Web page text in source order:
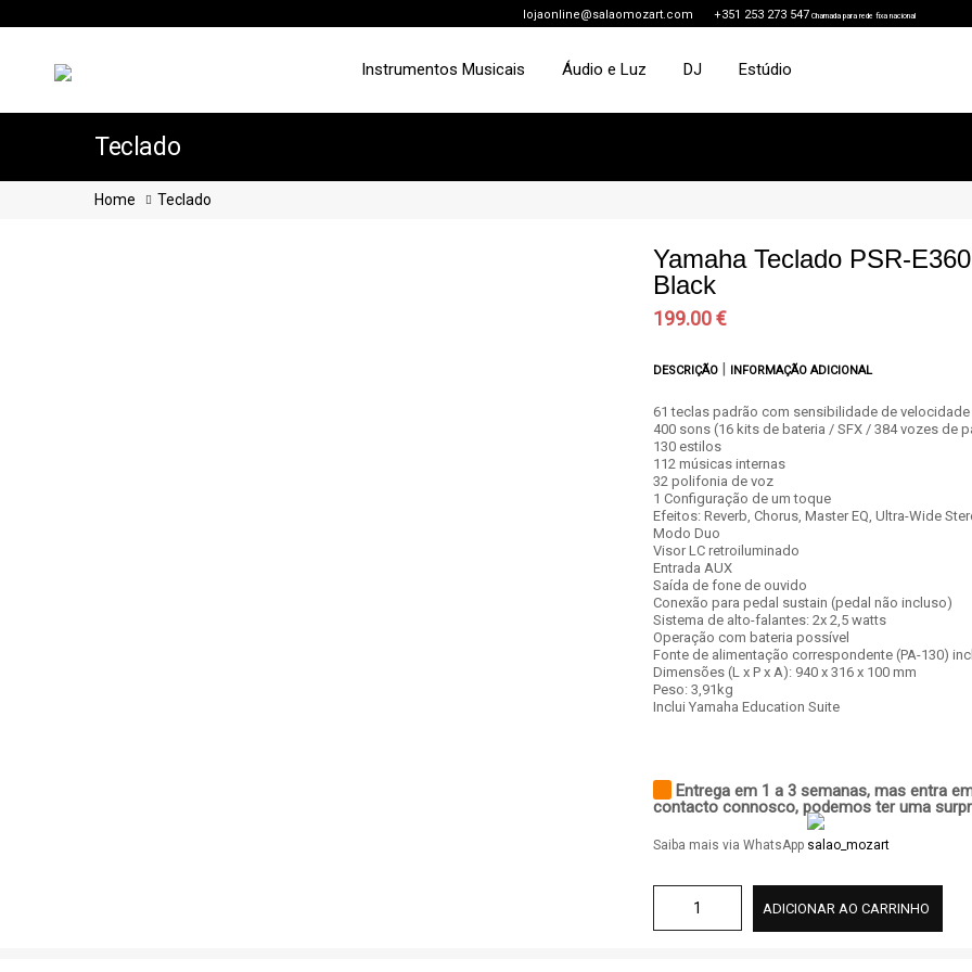
lojaonline@salaomozart.com +351 253 273 547 Chamada para rede fixa nacional
Instrumentos Musicais Áudio e Luz DJ Estúdio
Teclado
Home Teclado
Yamaha Teclado PSR-E360
Black
199.00 €
DESCRIÇÃO | INFORMAÇÃO ADICIONAL
61 teclas padrão com sensibilidade de velocidade
400 sons (16 kits de bateria / SFX / 384 vozes de
130 estilos
112 músicas internas
32 polifonia de voz
1 Configuração de um toque
Efeitos: Reverb, Chorus, Master EQ, Ultra-Wide
Modo Duo
Visor LC retroiluminado
Entrada AUX
Saída de fone de ouvido
Conexão para pedal sustain (pedal não incluso)
Sistema de alto-falantes: 2x 2,5 watts
Operação com bateria possível
Fonte de alimentação correspondente (PA-130)
Dimensões (L x P x A): 940 x 316 x 100 mm
Peso: 3,91kg
Inclui Yamaha Education Suite
Entrega em 1 a 3 semanas, mas entra
contacto connosco, podemos ter uma
Saiba mais via WhatsApp
ADICIONAR AO CARRINHO